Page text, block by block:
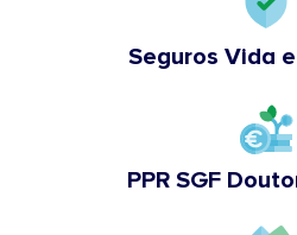
Seguros Vida
PPR SGF